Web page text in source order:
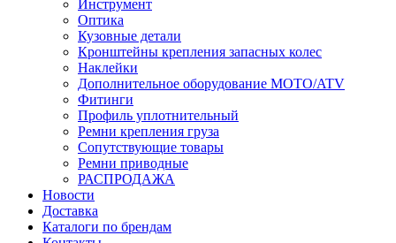
Инструмент
Оптика
Кузовные детали
Кронштейны крепления запасных колес
Наклейки
Дополнительное оборудование MOTO/ATV
Фитинги
Профиль уплотнительный
Ремни крепления груза
Сопутствующие товары
Ремни приводные
РАСПРОДАЖА
Новости
Доставка
Каталоги по брендам